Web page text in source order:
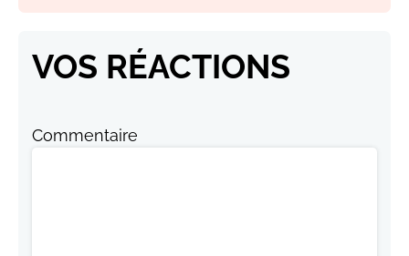
VOS RÉACTIONS
Commentaire